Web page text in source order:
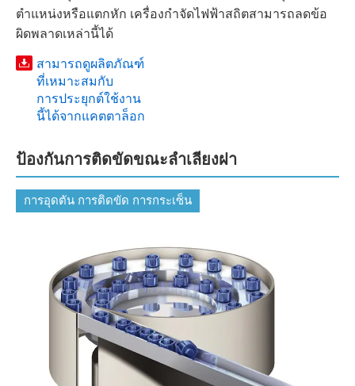
ตำแหน่งหรือแตกหัก เครื่องกำจัดไฟฟ้าสถิตสามารถลดข้อ
ผิดพลาดเหล่านี้ได้
สามารถดูผลิตภัณฑ์
ที่เหมาะสมกับ
การประยุกต์ใช้งาน
นี้ได้จากแคตตาล็อก
ป้องกันการติดขัดขณะลำเลียงฝา
การอุดตัน การติดขัด การกระเซ็น